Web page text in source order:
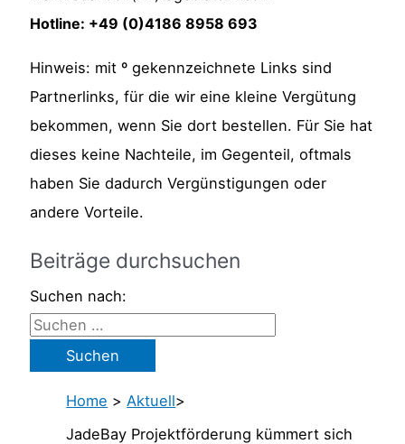
Hotline: +49 (0)4186 8958 693
Hinweis: mit º gekennzeichnete Links sind
Partnerlinks, für die wir eine kleine Vergütung
bekommen, wenn Sie dort bestellen. Für Sie hat
dieses keine Nachteile, im Gegenteil, oftmals
haben Sie dadurch Vergünstigungen oder
andere Vorteile.
Beiträge durchsuchen
Suchen nach:
Home > Aktuell>
JadeBay Projektförderung kümmert sich